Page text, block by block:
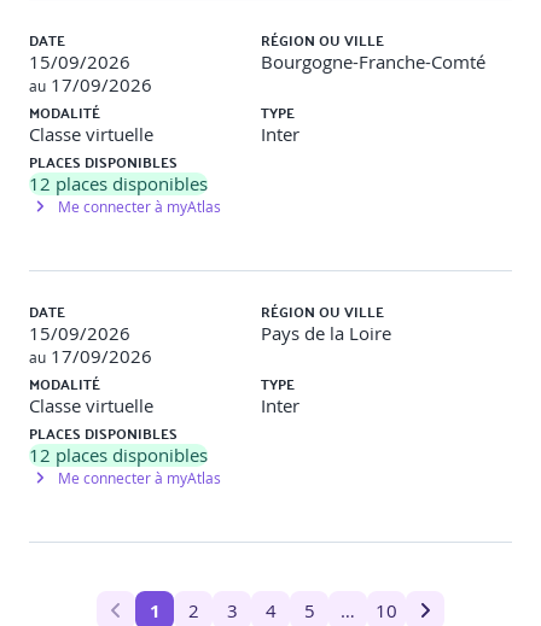
DATE
15/09/2026
au 17/09/2026
RÉGION OU VILLE
Bourgogne-Franche-Comté
MODALITÉ
Classe virtuelle
TYPE
Inter
PLACES DISPONIBLES
12 places disponibles
Me connecter à myAtlas
DATE
15/09/2026
au 17/09/2026
RÉGION OU VILLE
Pays de la Loire
MODALITÉ
Classe virtuelle
TYPE
Inter
PLACES DISPONIBLES
12 places disponibles
Me connecter à myAtlas
1 2 3 4 5 … 10